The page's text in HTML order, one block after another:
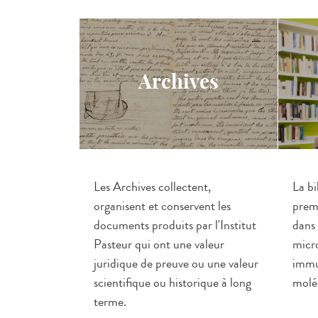
Archives
Les Archives collectent,
organisent et conservent les
documents produits par l'Institut
Pasteur qui ont une valeur
juridique de preuve ou une valeur
scientifique ou historique à long
terme.
La